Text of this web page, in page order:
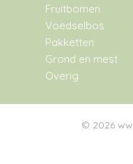
Fruitbomen
Voedselbos
Pakketten
Grond en mest
Overig
© 2026